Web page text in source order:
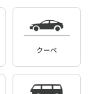
クーペ